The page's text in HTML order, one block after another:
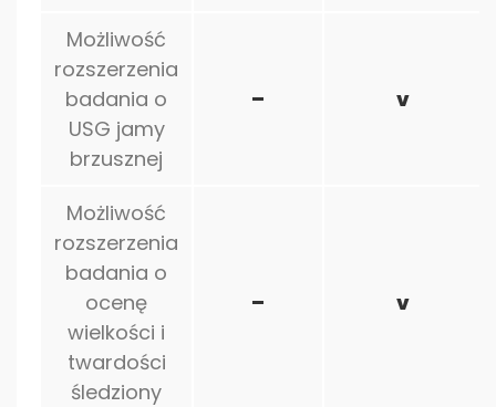
Możliwość
rozszerzenia
badania o
USG jamy
brzusznej
– v
Możliwość
rozszerzenia
badania o
ocenę
wielkości i
twardości
śledziony
– v